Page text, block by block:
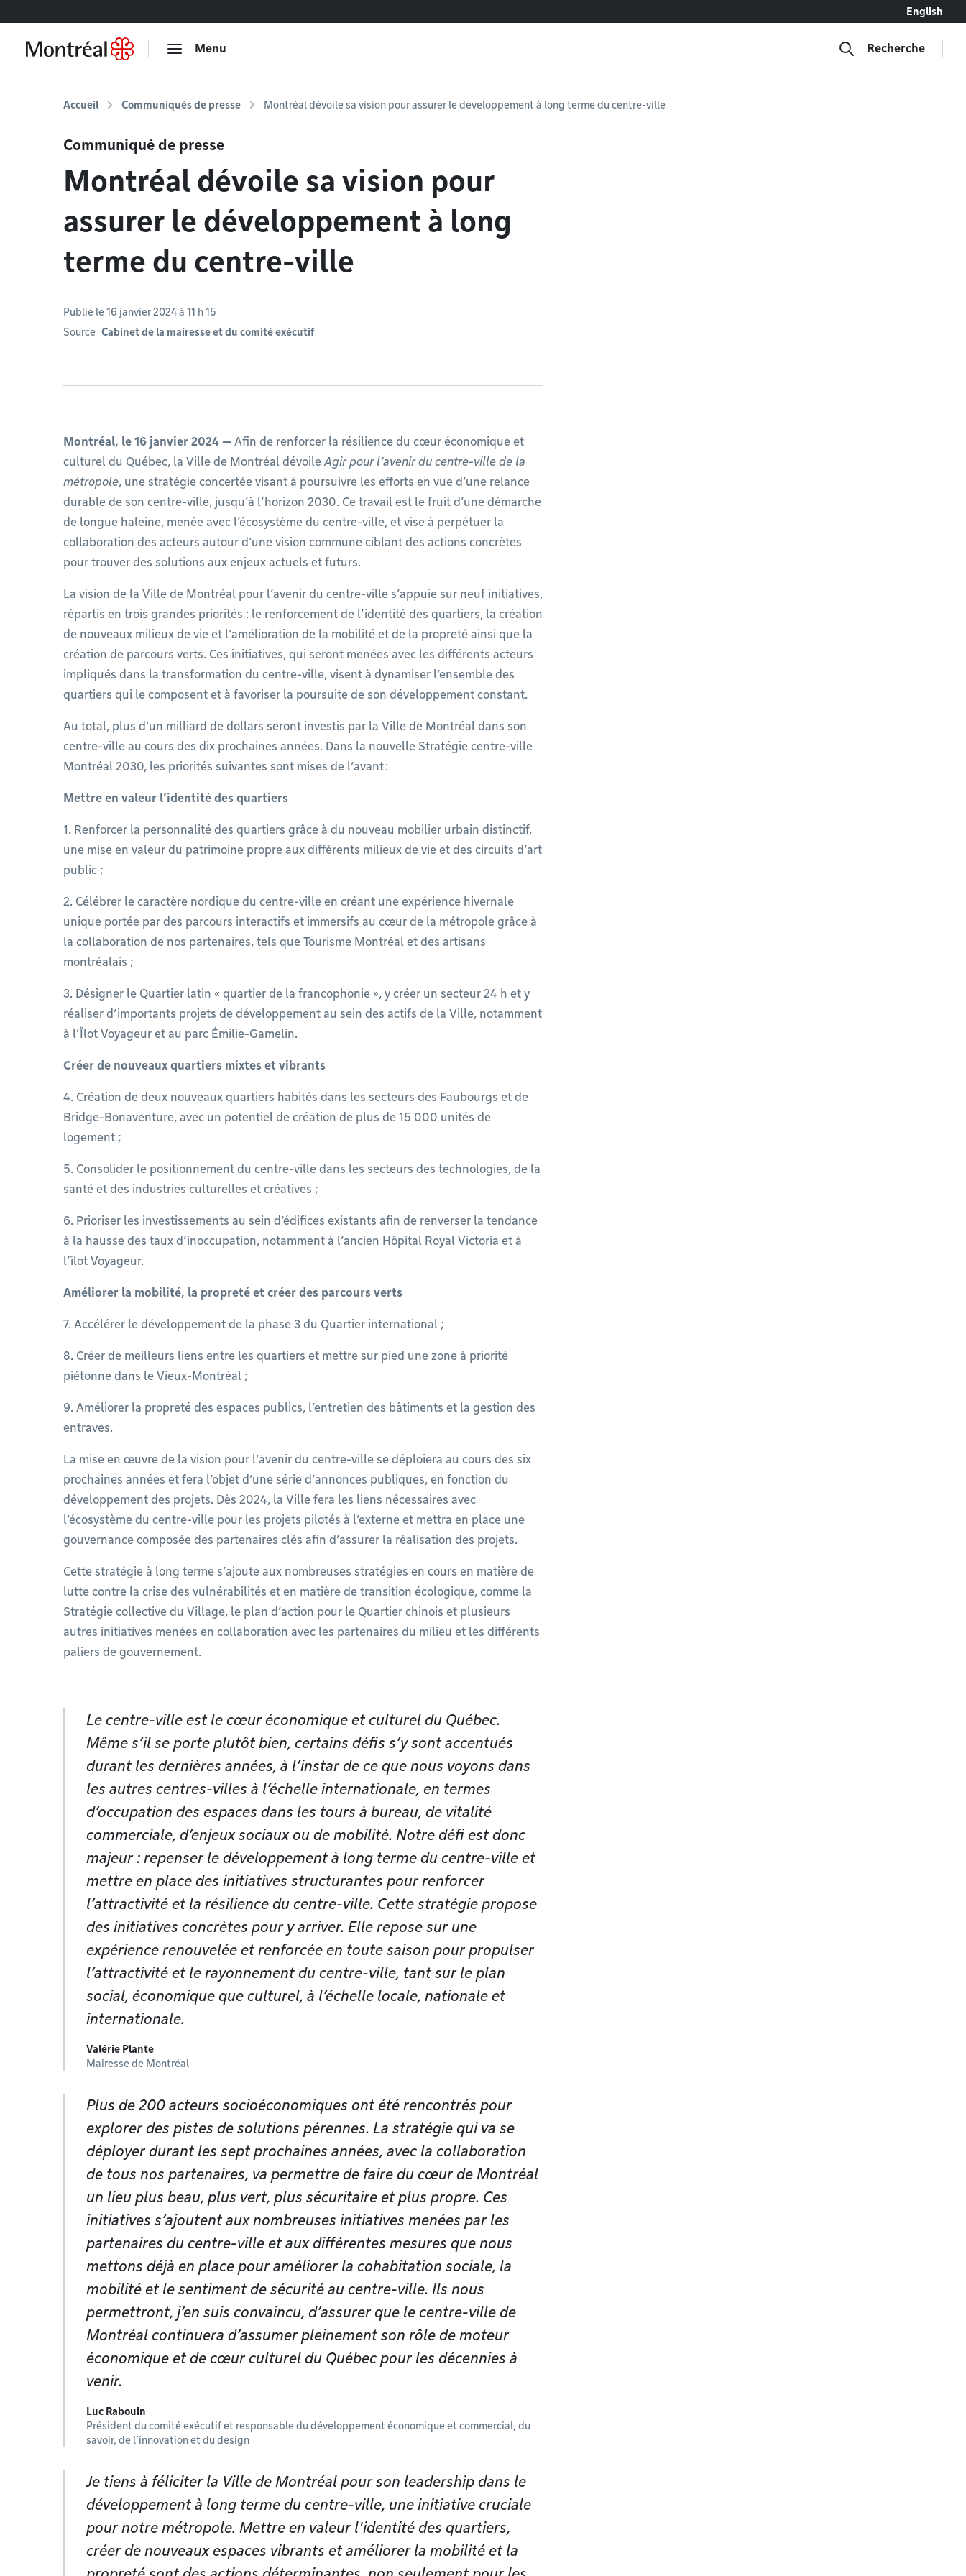
English
Menu Recherche
Accueil Communiqués de presse Montréal dévoile sa vision pour assurer le développement à long terme du centre-ville
Communiqué de presse
Montréal dévoile sa vision pour
assurer le développement à long
terme du centre-ville
Publié le 16 janvier 2024 à 11 h 15
Source Cabinet de la mairesse et du comité exécutif
Montréal, le 16 janvier 2024 — Afin de renforcer la résilience du cœur économique et
culturel du Québec, la Ville de Montréal dévoileAgir pour l’avenir du centre-ville de la
métropole, une stratégie concertée visant à poursuivre les efforts en vue d’une relance
durable de son centre-ville, jusqu’à l’horizon 2030. Ce travail est le fruit d’une démarche
de longue haleine, menée avec l’écosystème du centre-ville, et vise à perpétuer la
collaboration des acteurs autour d’une vision commune ciblant des actions concrètes
pour trouver des solutions aux enjeux actuels et futurs.
La vision de la Ville de Montréal pour l’avenir du centre-ville s’appuie sur neuf initiatives,
répartis en trois grandes priorités : le renforcement de l’identité des quartiers, la création
de nouveaux milieux de vie et l’amélioration de la mobilité et de la propreté ainsi que la
création de parcours verts. Ces initiatives, qui seront menées avec les différents acteurs
impliqués dans la transformation du centre-ville, visent à dynamiser l’ensemble des
quartiers qui le composent et à favoriser la poursuite de son développement constant.
Au total, plus d’un milliard de dollars seront investis par la Ville de Montréal dans son
centre-ville au cours des dix prochaines années. Dans la nouvelle Stratégie centre-ville
Montréal 2030, les priorités suivantes sont mises de l’avant :
Mettre en valeur l’identité des quartiers
1. Renforcer la personnalité des quartiers grâce à du nouveau mobilier urbain distinctif,
une mise en valeur du patrimoine propre aux différents milieux de vie et des circuits d’art
public ;
2. Célébrer le caractère nordique du centre-ville en créant une expérience hivernale
unique portée par des parcours interactifs et immersifs au cœur de la métropole grâce à
la collaboration de nos partenaires, tels que Tourisme Montréal et des artisans
montréalais ;
3. Désigner le Quartier latin « quartier de la francophonie », y créer un secteur 24 h et y
réaliser d’importants projets de développement au sein des actifs de la Ville, notamment
à l’Îlot Voyageur et au parc Émilie-Gamelin.
Créer de nouveaux quartiers mixtes et vibrants
4. Création de deux nouveaux quartiers habités dans les secteurs des Faubourgs et de
Bridge-Bonaventure, avec un potentiel de création de plus de 15 000 unités de
logement ;
5. Consolider le positionnement du centre-ville dans les secteurs des technologies, de la
santé et des industries culturelles et créatives ;
6. Prioriser les investissements au sein d’édifices existants afin de renverser la tendance
à la hausse des taux d’inoccupation, notamment à l’ancien Hôpital Royal Victoria et à
l’îlot Voyageur.
Améliorer la mobilité, la propreté et créer des parcours verts
7. Accélérer le développement de la phase 3 du Quartier international ;
8. Créer de meilleurs liens entre les quartiers et mettre sur pied une zone à priorité
piétonne dans le Vieux-Montréal ;
9. Améliorer la propreté des espaces publics, l’entretien des bâtiments et la gestion des
entraves.
La mise en œuvre de la vision pour l’avenir du centre-ville se déploiera au cours des six
prochaines années et fera l’objet d’une série d’annonces publiques, en fonction du
développement des projets. Dès 2024, la Ville fera les liens nécessaires avec
l’écosystème du centre-ville pour les projets pilotés à l’externe et mettra en place une
gouvernance composée des partenaires clés afin d’assurer la réalisation des projets.
Cette stratégie à long terme s’ajoute aux nombreuses stratégies en cours en matière de
lutte contre la crise des vulnérabilités et en matière de transition écologique, comme la
Stratégie collective du Village, le plan d’action pour le Quartier chinois et plusieurs
autres initiatives menées en collaboration avec les partenaires du milieu et les différents
paliers de gouvernement.
Le centre-ville est le cœur économique et culturel du Québec.
Même s’il se porte plutôt bien, certains défis s’y sont accentués
durant les dernières années, à l’instar de ce que nous voyons dans
les autres centres-villes à l’échelle internationale, en termes
d’occupation des espaces dans les tours à bureau, de vitalité
commerciale, d’enjeux sociaux ou de mobilité. Notre défi est donc
majeur : repenser le développement à long terme du centre-ville et
mettre en place des initiatives structurantes pour renforcer
l’attractivité et la résilience du centre-ville. Cette stratégie propose
des initiatives concrètes pour y arriver. Elle repose sur une
expérience renouvelée et renforcée en toute saison pour propulser
l’attractivité et le rayonnement du centre-ville, tant sur le plan
social, économique que culturel, à l’échelle locale, nationale et
internationale.
Valérie Plante
Mairesse de Montréal
Plus de 200 acteurs socioéconomiques ont été rencontrés pour
explorer des pistes de solutions pérennes. La stratégie qui va se
déployer durant les sept prochaines années, avec la collaboration
de tous nos partenaires, va permettre de faire du cœur de Montréal
un lieu plus beau, plus vert, plus sécuritaire et plus propre. Ces
initiatives s’ajoutent aux nombreuses initiatives menées par les
partenaires du centre-ville et aux différentes mesures que nous
mettons déjà en place pour améliorer la cohabitation sociale, la
mobilité et le sentiment de sécurité au centre-ville. Ils nous
permettront, j’en suis convaincu, d’assurer que le centre-ville de
Montréal continuera d’assumer pleinement son rôle de moteur
économique et de cœur culturel du Québec pour les décennies à
venir.
Luc Rabouin
Président du comité exécutif et responsable du développement économique et commercial, du
savoir, de l’innovation et du design
Je tiens à féliciter la Ville de Montréal pour son leadership dans le
développement à long terme du centre-ville, une initiative cruciale
pour notre métropole. Mettre en valeur l'identité des quartiers,
créer de nouveaux espaces vibrants et améliorer la mobilité et la